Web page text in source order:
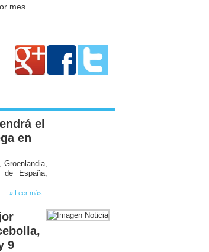
mes.
el
en
Groenlandia,
España;
» Leer más...
9